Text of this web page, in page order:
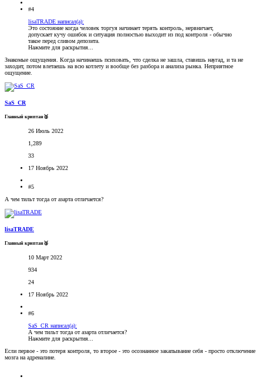
#4
lisaTRADE написал(а):
Это состояние когда человек торгуя начинает терять контроль, нервничает,
допускает кучу ошибок и ситуация полностью выходит из под контроля - обычно
такое перед сливом депозита.
Нажмите для раскрытия...
Знакомые ощущения. Когда начинаешь психовать, что сделка не зашла, ставишь наугад, и та не
заходит, потом влетаешь на всю котлету и вообще без разбора и анализа рынка. Неприятное
ощущение.
SaS_CR
Главный криптан🥈
26 Июль 2022
1,289
33
17 Ноябрь 2022
#5
А чем тильт тогда от азарта отличается?
lisaTRADE
Главный криптан🥈
10 Март 2022
934
24
17 Ноябрь 2022
#6
SaS_CR написал(а):
А чем тильт тогда от азарта отличается?
Нажмите для раскрытия...
Если первое - это потеря контроля, то второе - это осознанное закапывание себя - просто отключение
мозга на адреналине.